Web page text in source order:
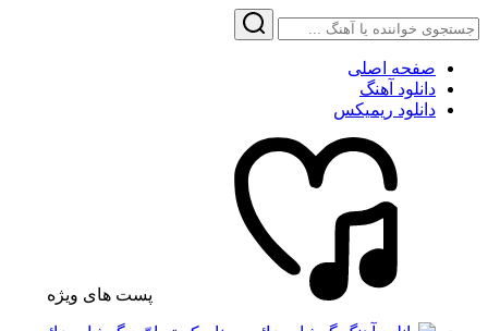
صفحه اصلی
دانلود آهنگ
دانلود ریمیکس
پست های ویژه